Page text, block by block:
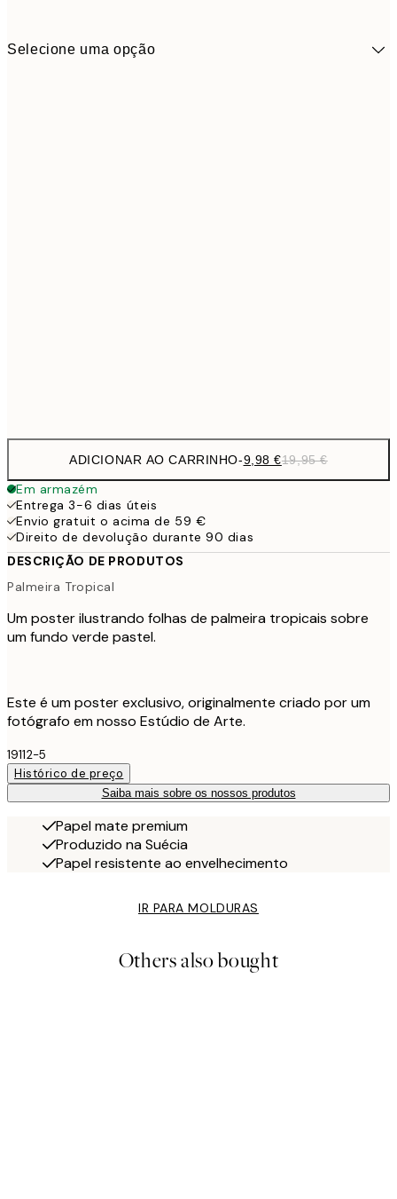
Selecione uma opção
ADICIONAR AO CARRINHO-9,98 €19,95 €
Em armazém
Entrega 3-6 dias úteis
Envio gratuit o acima de 59 €
Direito de devolução durante 90 dias
DESCRIÇÃO DE PRODUTOS
Palmeira Tropical
Um poster ilustrando folhas de palmeira tropicais sobre
um fundo verde pastel.
Este é um poster exclusivo, originalmente criado por um
fotógrafo em nosso Estúdio de Arte.
19112-5
Histórico de preço
Saiba mais sobre os nossos produtos
Papel mate premium
Produzido na Suécia
Papel resistente ao envelhecimento
IR PARA MOLDURAS
Others also bought